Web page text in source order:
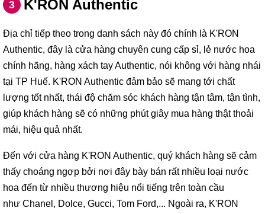
3 K'RON Authentic
Địa chỉ tiếp theo trong danh sách này đó chính là K'RON
Authentic, đây là cửa hàng chuyên cung cấp sỉ, lẻ nước hoa
chính hãng, hàng xách tay Authentic, nói không với hàng nhái
tại TP Huế. K'RON Authentic đảm bảo sẽ mang tới chất
lượng tốt nhất, thái độ chăm sóc khách hàng tận tâm, tận tình,
giúp khách hàng sẽ có những phút giây mua hàng thật thoải
mái, hiệu quả nhất.
Đến với cửa hàng K'RON Authentic, quý khách hàng sẽ cảm
thấy choáng ngợp bởi nơi đây bày bán rất nhiều loại nước
hoa đến từ nhiều thương hiệu nổi tiếng trên toàn cầu
như Chanel, Dolce, Gucci, Tom Ford,... Ngoài ra, K'RON